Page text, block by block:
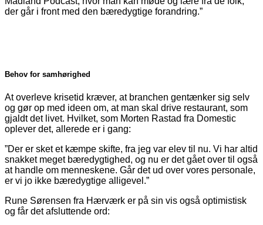
der går i front med den bæredygtige forandring.”
Behov for samhørighed
At overleve krisetid kræver, at branchen gentænker sig selv
og gør op med ideen om, at man skal drive restaurant, som
gjaldt det livet. Hvilket, som Morten Rastad fra Domestic
oplever det, allerede er i gang:
”Der er sket et kæmpe skifte, fra jeg var elev til nu. Vi har altid
snakket meget bæredygtighed, og nu er det gået over til også
at handle om menneskene. Går det ud over vores personale,
er vi jo ikke bæredygtige alligevel.”
Rune Sørensen fra Hærværk er på sin vis også optimistisk
og får det afsluttende ord: